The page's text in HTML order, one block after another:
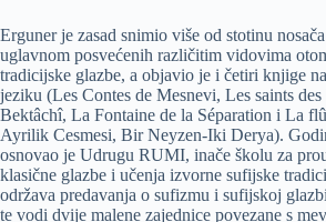
Erguner je zasad snimio više od stotinu
uglavnom posvećenih različitim vidovima
tradicijske glazbe, a objavio je i četiri knjige
jeziku (Les Contes de Mesnevi, Les saints
Bektâchî, La Fontaine de la Séparation i La
Ayrilik Cesmesi, Bir Neyzen-Iki Derya).
osnovao je Udrugu RUMI, inače školu za
klasične glazbe i učenja izvorne sufijske
održava predavanja o sufizmu i sufijskoj
te vodi dvije malene zajednice povezane s